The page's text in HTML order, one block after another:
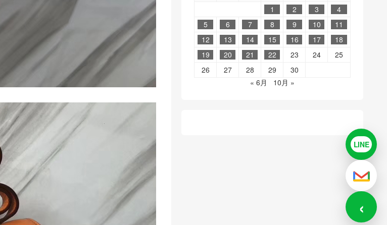
1
2 3
4
5
6 7 8 9 10
11
12
13 14 15 16 17
18
19
20 21 22 23 24
25
26
27 28 29
30
« 6月
10月 »
LINELINEで
メール
‹